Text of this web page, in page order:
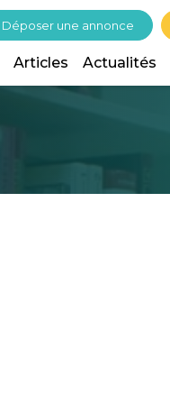
Déposer une annonce
Articles Actualités